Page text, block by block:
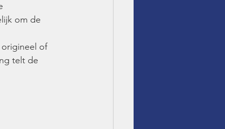
om de
origineel of
telt de